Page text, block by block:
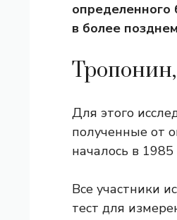
определенного
в более
Для этого
полученные от
началось в
Все участники
тест для